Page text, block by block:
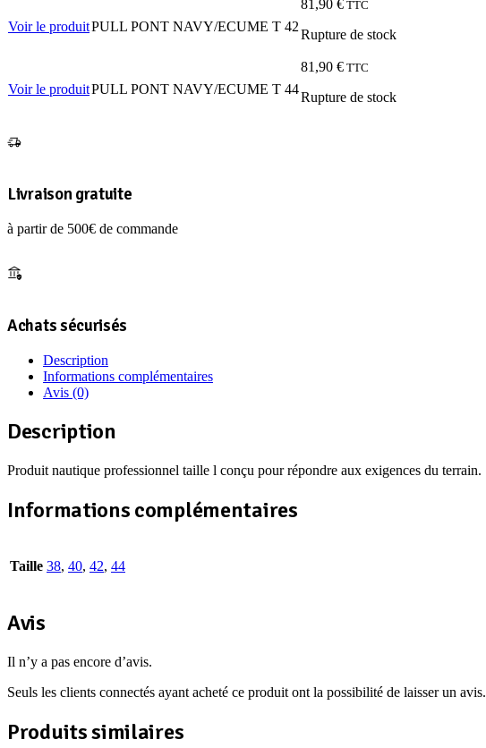
Voir le produitPULL PONT NAVY/ECUME T 42
81,90 € TTC
Rupture de stock
Voir le produitPULL PONT NAVY/ECUME T 44
81,90 € TTC
Rupture de stock
Livraison gratuite
à partir de 500€ de commande
Achats sécurisés
Description
Informations complémentaires
Avis (0)
Description
Produit nautique professionnel taille l conçu pour répondre aux exigences du terrain.
Informations complémentaires
Taille 38, 40, 42, 44
Avis
Il n’y a pas encore d’avis.
Seuls les clients connectés ayant acheté ce produit ont la possibilité de laisser un avis.
Produits similaires